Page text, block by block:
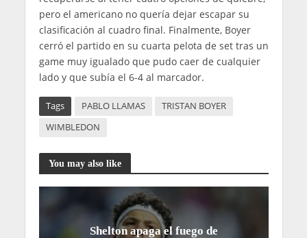
pero el americano no quería dejar escapar su
clasificación al cuadro final. Finalmente, Boyer
cerró el partido en su cuarta pelota de set tras un
game muy igualado que pudo caer de cualquier
lado y que subía el 6-4 al marcador.
Tags PABLO LLAMAS
TRISTAN BOYER
WIMBLEDON
You may also like
Shelton apaga el fuego de